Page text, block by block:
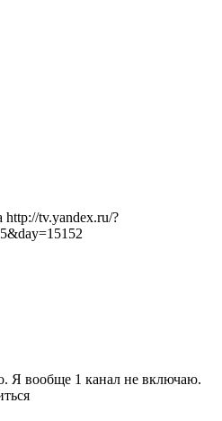
http://tv.yandex.ru/?
Я вообще 1 канал не включаю.